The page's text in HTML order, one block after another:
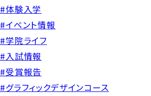
#体験入学
#イベント情報
#学院ライフ
#入試情報
#受賞報告
#グラフィックデザインコース